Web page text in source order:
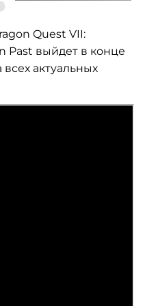
Quest VII:
Past выйдет в конце
всех актуальных